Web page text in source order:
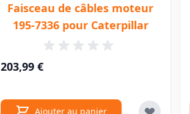
Faisceau de câbles moteur
195-7336 pour Caterpillar
203,99 €
Ajouter au panier